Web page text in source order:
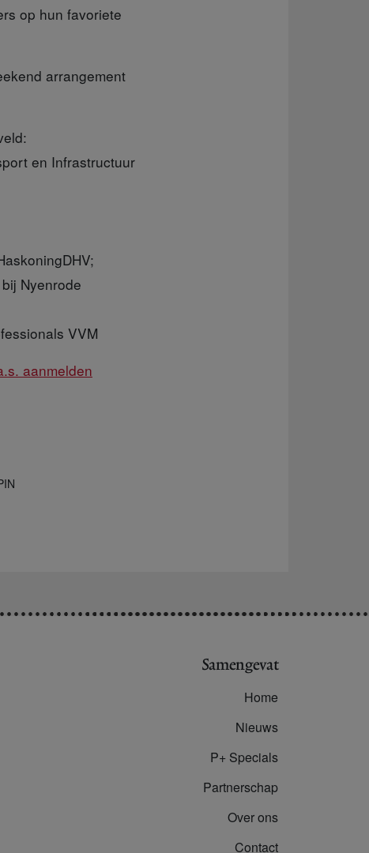
op hun favoriete
arrangement
en Infrastructuur
Nyenrode
VVM
aanmelden
Samengevat
Home
Nieuws
P+ Specials
Partnerschap
Over ons
Contact